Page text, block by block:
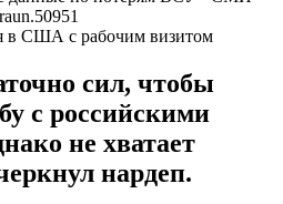
в США с рабочим визитом
сил, чтобы
с российскими
не хватает
нардеп.